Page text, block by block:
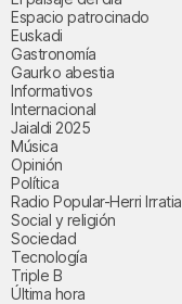
Espacio patrocinado
Euskadi
Gastronomía
Gaurko abestia
Informativos
Internacional
Jaialdi 2025
Música
Opinión
Política
Radio Popular-Herri Irratia
Social y religión
Sociedad
Tecnología
Triple B
Última hora